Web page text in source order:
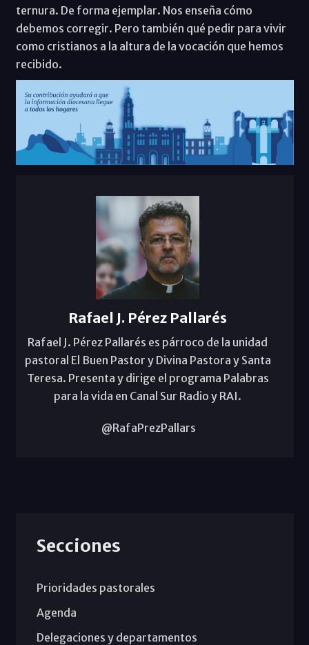
ternura. De forma ejemplar. Nos enseña cómo
debemos corregir. Pero también qué pedir para vivir
como cristianos a la altura de la vocación que hemos
recibido.
Rafael J. Pérez Pallarés
Rafael J. Pérez Pallarés es párroco de la unidad
pastoral El Buen Pastor y Divina Pastora y Santa
Teresa. Presenta y dirige el programa Palabras
para la vida en Canal Sur Radio y RAI.
@RafaPrezPallars
Secciones
Prioridades pastorales
Agenda
Delegaciones y departamentos